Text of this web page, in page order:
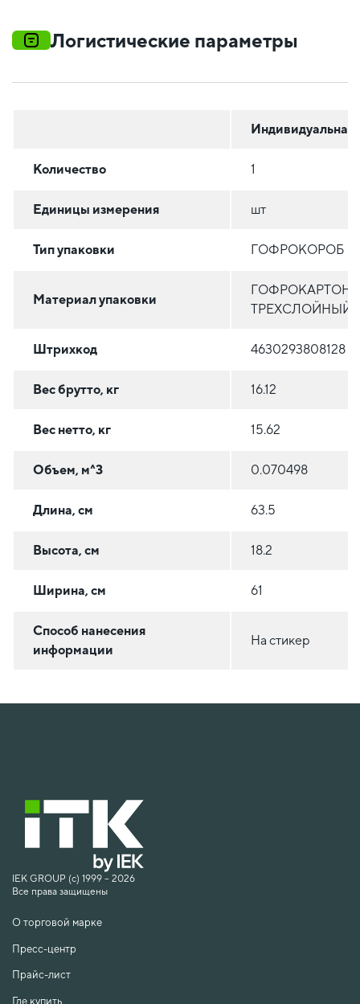
Логистические параметры
Индивидуальная
Количество 1
Единицы измерения шт
Тип упаковки ГОФРОКОРОБ
Материал упаковки
ГОФРОКАРТОН
ТРЕХСЛОЙНЫЙ
Штрихкод 4630293808128
Вес брутто, кг 16.12
Вес нетто, кг 15.62
Объем, м^3 0.070498
Длина, см 63.5
Высота, см 18.2
Ширина, см 61
Способ нанесения
информации
На стикер
IEK GROUP (c) 1999 – 2026
Все права защищены
О торговой марке
Пресс-центр
Прайс-лист
Где купить